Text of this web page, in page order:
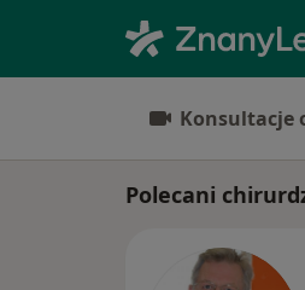
Konsultacje
Polecani